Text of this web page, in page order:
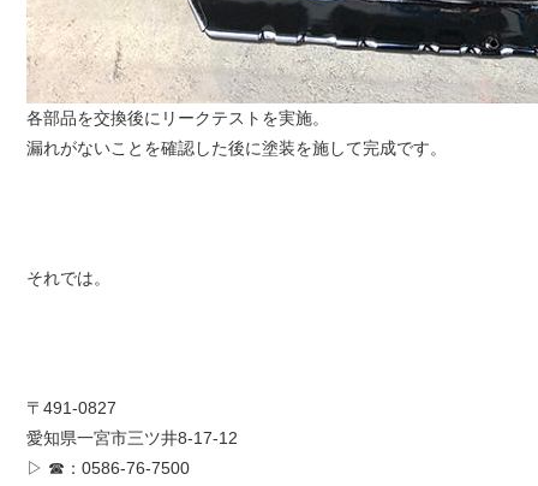
各部品を交換後にリークテストを実施。
漏れがないことを確認した後に塗装を施して完成です。
それでは。
〒491-0827
愛知県一宮市三ツ井8-17-12
▷ ☎：0586-76-7500